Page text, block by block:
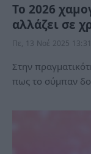
Το 2026
αλλάζει σε
Πε, 13 Νοέ 2025 13:31
Στην
πως το σύμπαν